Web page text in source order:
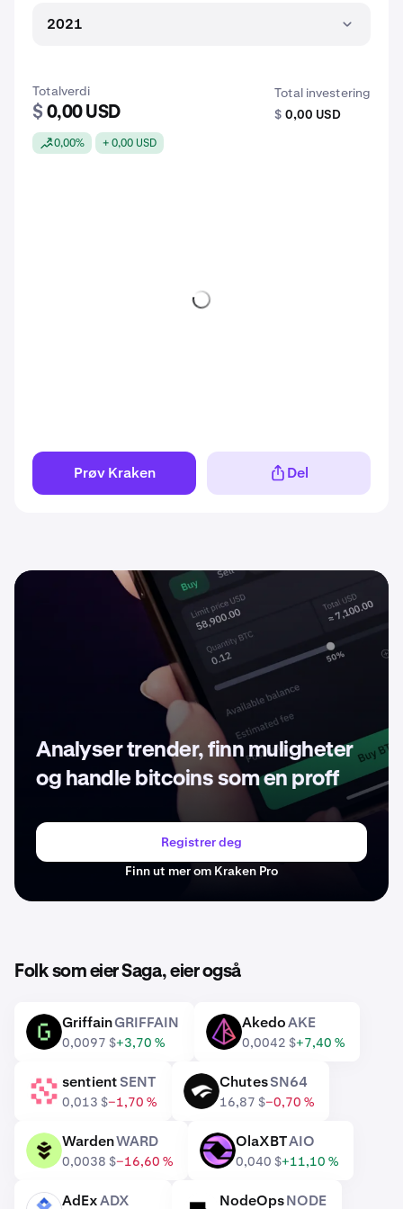
2021
Totalverdi
$ 0,00 USD
0,00% + 0,00 USD
Total investering
$ 0,00 USD
Prøv Kraken Del
Analyser trender, finn muligheter
og handle bitcoins som en proff
Registrer deg
Finn ut mer om Kraken Pro
Folk som eier Saga, eier også
GRIFFAIN GriffainGRIFFAIN
0,0097 $+3,70 %
AKE AkedoAKE
0,0042 $+7,40 %
SENT sentientSENT
0,013 $−1,70 %
SN64 ChutesSN64
16,87 $−0,70 %
WARD WardenWARD
0,0038 $−16,60 %
OlaXBTAIO
0,040 $+11,10 %
AdExADX NodeOpsNODE